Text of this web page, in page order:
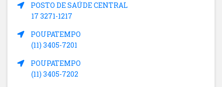
POSTO DE SAÚDE CENTRAL
17 3271-1217
POUPATEMPO
(11) 3405-7201
POUPATEMPO
(11) 3405-7202